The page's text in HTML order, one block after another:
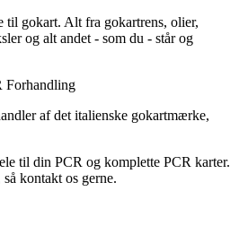
til gokart. Alt fra gokartrens, olier,
og alt andet - som du - står og
Forhandling
af det italienske gokartmærke,
til din PCR og komplette PCR karter.
kontakt os gerne.